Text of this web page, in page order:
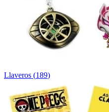
Llaveros (189)